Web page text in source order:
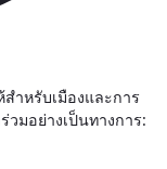
ำหรับเมืองและการ
มอย่างเป็นทางการ: